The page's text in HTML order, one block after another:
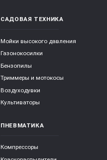
САДОВАЯ ТЕХНИКА
Мойки высокого давления
Газонокосилки
Бензопилы
Триммеры и мотокосы
Воздуходувки
Культиваторы
ПНЕВМАТИКА
Компрессоры